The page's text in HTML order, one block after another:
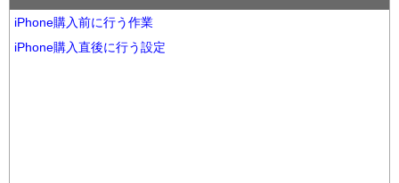
iPhone購入前に行う作業
iPhone購入直後に行う設定